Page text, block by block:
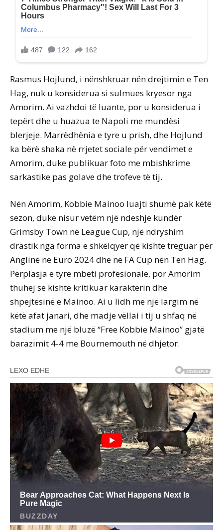
Rasmus Hojlund, i nënshkruar nën drejtimin e Ten
Hag, nuk u konsiderua si sulmues kryesor nga
Amorim. Ai vazhdoi të luante, por u konsiderua i
tepërt dhe u huazua te Napoli me mundësi
blerjeje. Marrëdhënia e tyre u prish, dhe Hojlund
ka bërë shaka në rrjetet sociale për vendimet e
Amorim, duke publikuar foto me mbishkrime
sarkastike pas golave dhe trofeve të tij.
Nën Amorim, Kobbie Mainoo luajti shumë pak këtë
sezon, duke nisur vetëm një ndeshje kundër
Grimsby Town në League Cup, një ndryshim
drastik nga forma e shkëlqyer që kishte treguar për
Anglinë në Euro 2024 dhe në FA Cup nën Ten Hag.
Përplasja e tyre mbeti profesionale, por Amorim
thuhej se kishte kritikuar karakterin dhe
shpejtësinë e Mainoo. Ai u lidh me një largim në
këtë afat janari, dhe madje vëllai i tij u shfaq në
stadium me një bluzë “Free Kobbie Mainoo” gjatë
barazimit 4-4 me Bournemouth në dhjetor.